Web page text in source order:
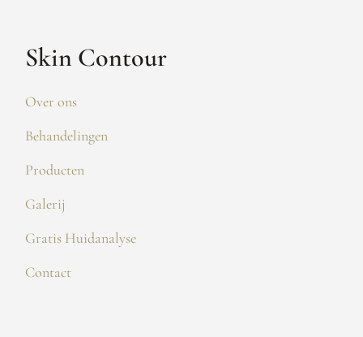
Skin Contour
Over ons
Behandelingen
Producten
Galerij
Gratis Huidanalyse
Contact